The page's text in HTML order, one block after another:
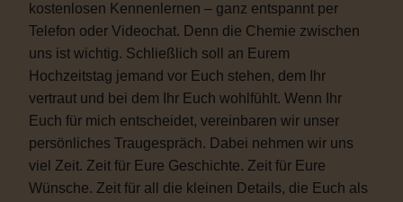
kostenlosen Kennenlernen – ganz entspannt per
Telefon oder Videochat. Denn die Chemie zwischen
uns ist wichtig. Schließlich soll an Eurem
Hochzeitstag jemand vor Euch stehen, dem Ihr
vertraut und bei dem Ihr Euch wohlfühlt. Wenn Ihr
Euch für mich entscheidet, vereinbaren wir unser
persönliches Traugespräch. Dabei nehmen wir uns
viel Zeit. Zeit für Eure Geschichte. Zeit für Eure
Wünsche. Zeit für all die kleinen Details, die Euch als